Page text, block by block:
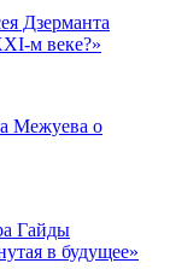
Дзерманта
м веке?»
Межуева о
Гайды
в будущее»